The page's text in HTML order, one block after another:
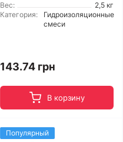
Вес:
2,5 кг
Категория:
Гидроизоляционные
смеси
143.74 грн
В корзину
Популярный